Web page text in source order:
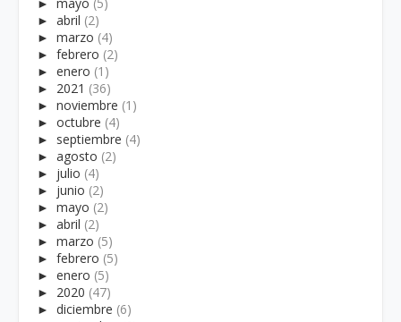
► abril (2)
► marzo (4)
► febrero (2)
► enero (1)
► 2021 (36)
► noviembre (1)
► octubre (4)
► septiembre (4)
► agosto (2)
► julio (4)
► junio (2)
► mayo (2)
► abril (2)
► marzo (5)
► febrero (5)
► enero (5)
► 2020 (47)
► diciembre (6)